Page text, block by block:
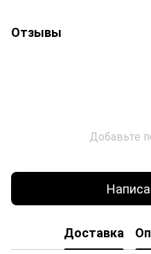
Отзывы
Добавьте
Доставка